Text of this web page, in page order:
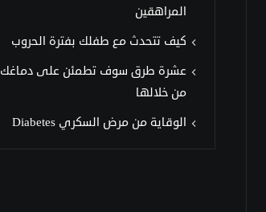
المراهقين
كيف تتحدث مع طفلك بفترة الحروب
عشرة طرق سوف تطمئن على دماغك
من خلالها
الوقاية من مرض السكري Diabetes